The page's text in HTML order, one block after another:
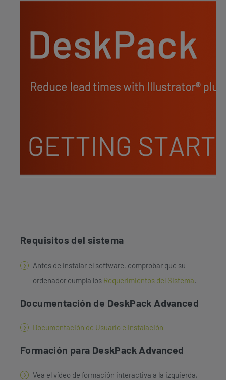
Requisitos del sistema
Antes de instalar el software, comprobar que su
ordenador cumpla los Requerimientos del Sistema
Documentación de DeskPack Advanced
Documentación de Usuario e Instalación
Formación para DeskPack Advanced
Vea el vídeo de formación interactiva a la izquierda,